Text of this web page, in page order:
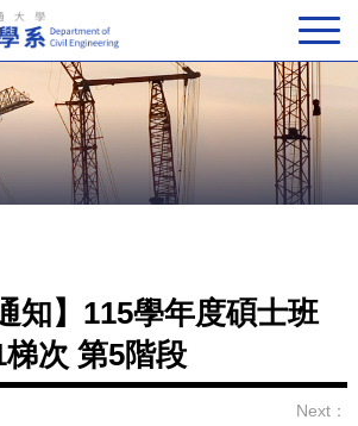
知】115學年度碩士班
次 第5階段
Next：